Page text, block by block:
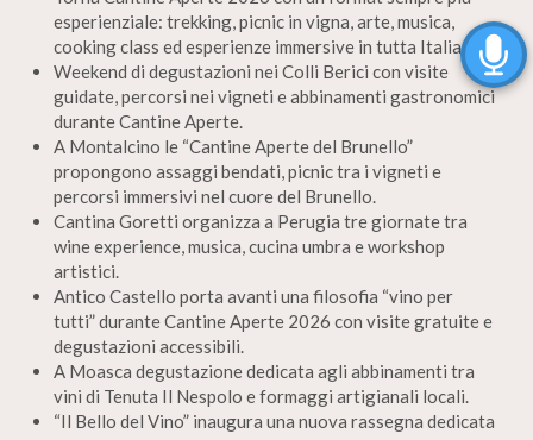
esperienziale: trekking, picnic in vigna, arte, musica,
cooking class ed esperienze immersive in tutta Italia.
Weekend di degustazioni nei Colli Berici con visite
guidate, percorsi nei vigneti e abbinamenti gastronomici
durante Cantine Aperte.
A Montalcino le “Cantine Aperte del Brunello”
propongono assaggi bendati, picnic tra i vigneti e
percorsi immersivi nel cuore del Brunello.
Cantina Goretti organizza a Perugia tre giornate tra
wine experience, musica, cucina umbra e workshop
artistici.
Antico Castello porta avanti una filosofia “vino per
tutti” durante Cantine Aperte 2026 con visite gratuite e
degustazioni accessibili.
A Moasca degustazione dedicata agli abbinamenti tra
vini di Tenuta Il Nespolo e formaggi artigianali locali.
“Il Bello del Vino” inaugura una nuova rassegna dedicata